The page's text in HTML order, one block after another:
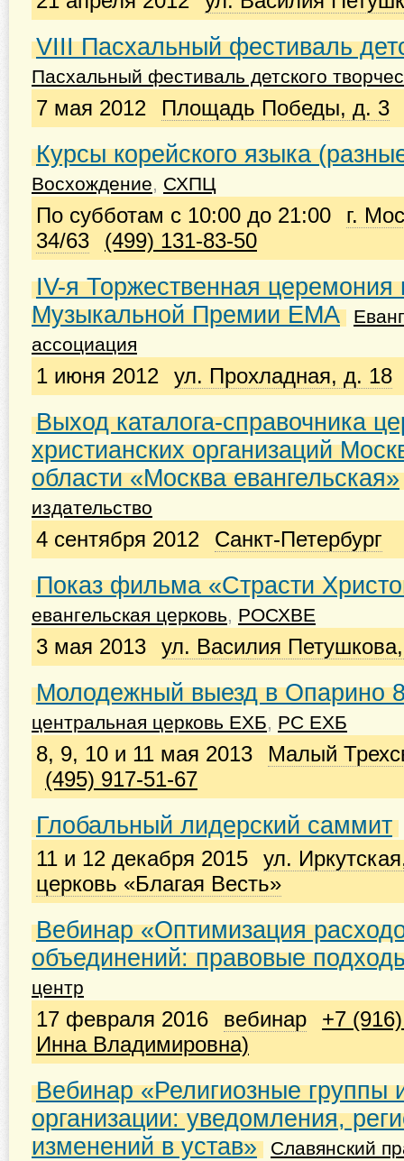
VIII Пасхальный фестиваль
Пасхальный фестиваль детского
7 мая 2012 Площадь Победы, д. 3
Курсы корейского языка
Восхождение, СХПЦ
По субботам с 10:00 до 21:00
г.
34/63
(499) 131-83-50
IV-я Торжественная церемония
Музыкальной Премии ЕМА
ассоциация
1 июня 2012 ул. Прохладная, д. 18
Выход каталога-справочника
христианских организаций
области «Москва евангельская»
издательство
4 сентября 2012 Санкт-Петербург
Показ фильма «Страсти
евангельская церковь, РОСХВЕ
3 мая 2013 ул. Василия
Молодежный выезд в Опарино
центральная церковь ЕХБ, РС ЕХБ
8, 9, 10 и 11 мая 2013
Малый
(495) 917-51-67
Глобальный лидерский саммит
11 и 12 декабря 2015
ул.
церковь «Благая Весть»
Вебинар «Оптимизация
объединений: правовые
центр
17 февраля 2016 вебинар
+7
Инна Владимировна)
Вебинар «Религиозные группы
организации: уведомления,
изменений в устав»
Славянский